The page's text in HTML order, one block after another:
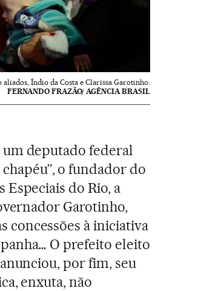
Índio da Costa e Clarissa Garotinho.
FERNANDO FRAZÃO/ AGÊNCIA BRASIL
deputado federal
o fundador do
Especiais do Rio, a
Garotinho,
concessões à iniciativa
O prefeito eleito
por fim, seu
enxuta, não